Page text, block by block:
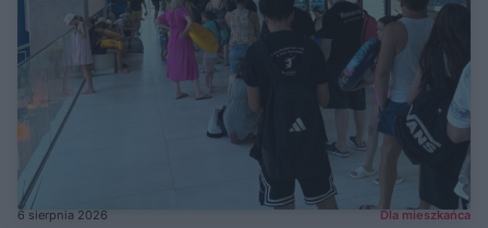
6 sierpnia 2026 Dla mieszkańca